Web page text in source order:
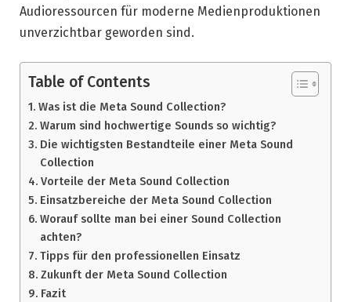
Audioressourcen für moderne Medienproduktionen
unverzichtbar geworden sind.
Table of Contents
Was ist die Meta Sound Collection?
Warum sind hochwertige Sounds so wichtig?
Die wichtigsten Bestandteile einer Meta Sound
Collection
Vorteile der Meta Sound Collection
Einsatzbereiche der Meta Sound Collection
Worauf sollte man bei einer Sound Collection
achten?
Tipps für den professionellen Einsatz
Zukunft der Meta Sound Collection
Fazit